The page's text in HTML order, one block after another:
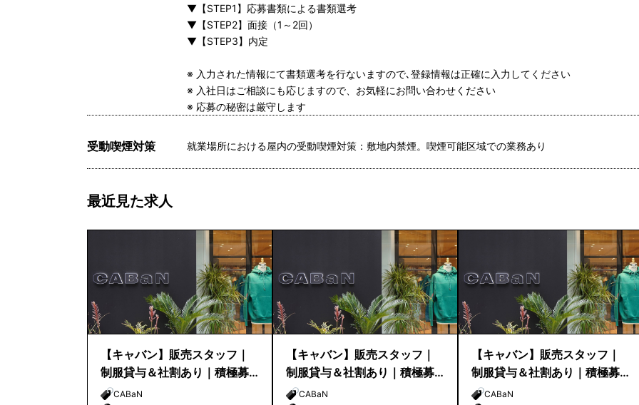
▼【STEP1】応募書類による書類選考
▼【STEP2】面接（1～2回）
▼【STEP3】内定
※ 入力された情報にて書類選考を行ないますので､登録情報は正確に入力してください
※ 入社日はご相談にも応じますので、お気軽にお問い合わせください
※ 応募の秘密は厳守します
受動喫煙対策 就業場所における屋内の受動喫煙対策：敷地内禁煙。喫煙可能区域での業務あり
最近見た求人
【キャバン】販売スタッフ｜
制服貸与＆社割あり｜積極募
集｜福岡店
CABaN
【キャバン】販売スタッフ｜
制服貸与＆社割あり｜積極募
集｜NEWoMan横浜
CABaN
【キャバン】販売スタッフ｜
制服貸与＆社割あり｜積極募
集｜阪急うめだ本店
CABaN